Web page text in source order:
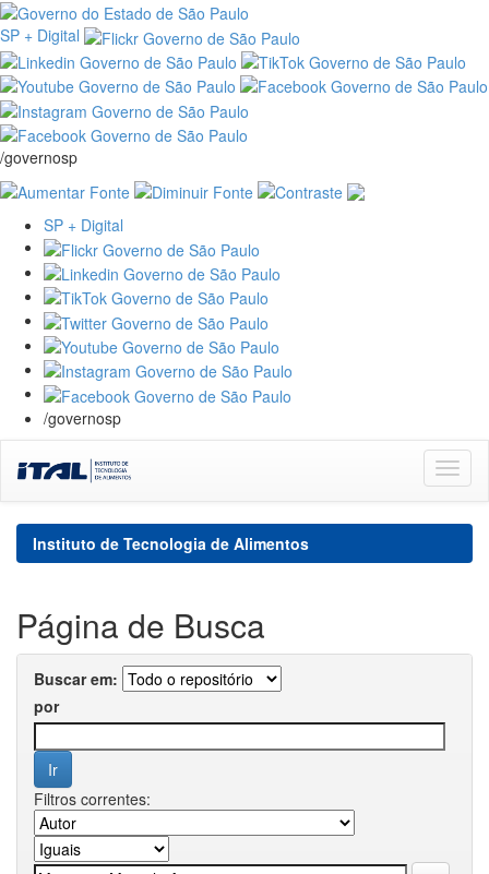
SP + Digital
/governosp
SP + Digital
/governosp
navigation
Instituto de Tecnologia de Alimentos
Página de Busca
Buscar em:
por
Filtros correntes: